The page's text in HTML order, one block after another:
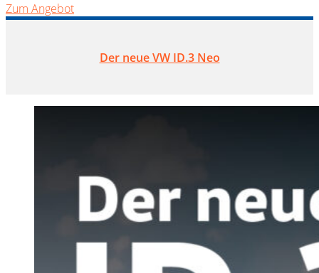
Zum Angebot
Der neue VW ID.3 Neo